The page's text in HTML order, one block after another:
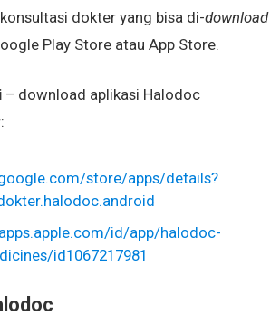
dokter yang bisa di-download
Play Store atau App Store.
– download aplikasi Halodoc
store/apps/details?
id/app/halodoc-
id1067217981